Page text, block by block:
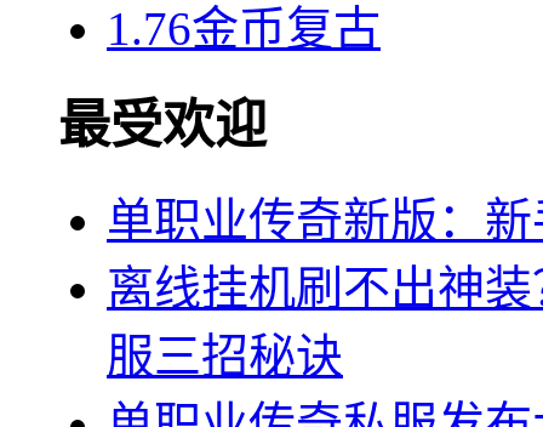
1.76金币复古
最受欢迎
单职业传奇新版：
离线挂机刷不出神
服三招秘诀